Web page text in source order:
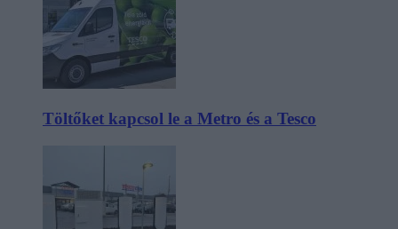
Töltőket kapcsol le a Metro és a Tesco